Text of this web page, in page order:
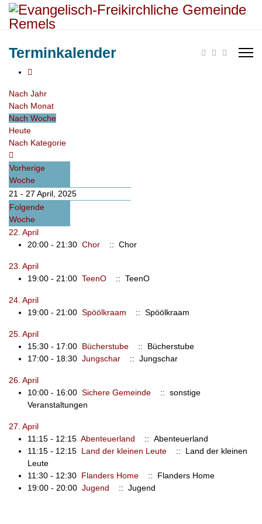
Terminkalender
Nach Jahr
Nach Monat
Nach Woche
Heute
Nach Kategorie
Vorherige
Woche
21 - 27 April, 2025
Folgende
Woche
22. April
20:00 - 21:30 Chor :: Chor
23. April
19:00 - 21:00 TeenO :: TeenO
24. April
19:00 - 21:00 Spöölkraam :: Spöölkraam
25. April
15:30 - 17:00 Bücherstube
:: Bücherstube
17:00 - 18:30 Jungschar :: Jungschar
26. April
10:00 - 16:00 Sichere Gemeinde
:: sonstige
Veranstaltungen
27. April
11:15 - 12:15 Abenteuerland
:: Abenteuerland
11:15 - 12:15 Land der kleinen Leute
:: Land der kleinen
Leute
11:30 - 12:30 Flanders Home
:: Flanders Home
19:00 - 20:00 Jugend :: Jugend